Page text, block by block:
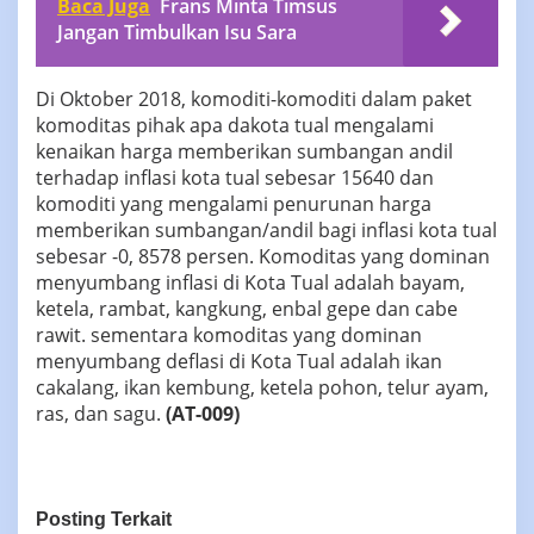
Baca Juga Frans Minta Timsus
Jangan Timbulkan Isu Sara
Di Oktober 2018, komoditi-komoditi dalam paket
komoditas pihak apa dakota tual mengalami
kenaikan harga memberikan sumbangan andil
terhadap inflasi kota tual sebesar 15640 dan
komoditi yang mengalami penurunan harga
memberikan sumbangan/andil bagi inflasi kota tual
sebesar -0, 8578 persen. Komoditas yang dominan
menyumbang inflasi di Kota Tual adalah bayam,
ketela, rambat, kangkung, enbal gepe dan cabe
rawit. sementara komoditas yang dominan
menyumbang deflasi di Kota Tual adalah ikan
cakalang, ikan kembung, ketela pohon, telur ayam,
ras, dan sagu. (AT-009)
Posting Terkait